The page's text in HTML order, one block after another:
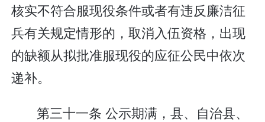
核实不符合服现役条件或者有违反廉洁征
兵有关规定情形的，取消入伍资格，出现
的缺额从拟批准服现役的应征公民中依次
递补。
第三十一条 公示期满，县、自治县、